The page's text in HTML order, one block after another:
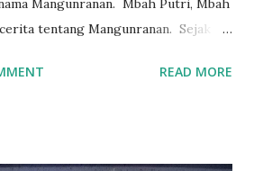
Mangunranan. Mbah Putri, Mbah
tentang Mangunranan. Sejak
tapi belum ada kesempatan
READ MORE